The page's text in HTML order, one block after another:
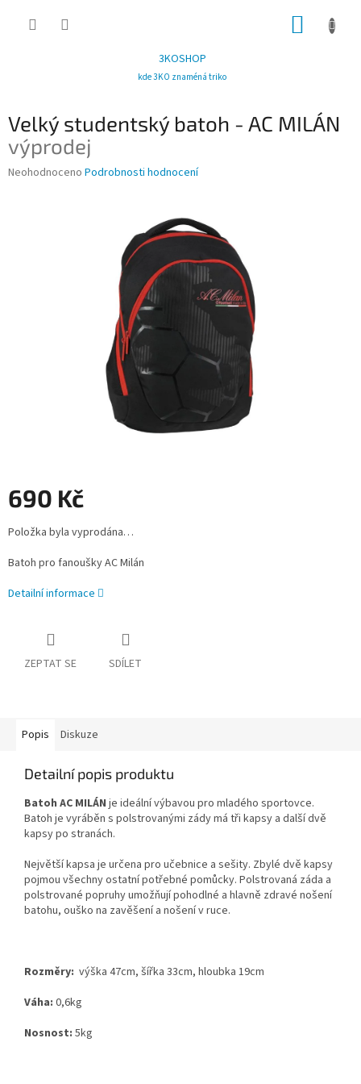
3KOSHOP
kde 3KO znaméná triko
Velký studentský batoh - AC MILÁN
výprodej
Průměrné
Neohodnoceno Podrobnosti hodnocení
690 Kč
Měrná
cena:
Položka byla vyprodána…
Batoh pro fanoušky AC Milán
Detailní informace
ZEPTAT SE SDÍLET
Popis Diskuze
Detailní popis produktu
Batoh AC MILÁN je ideální výbavou pro mladého sportovce.
Batoh je vyráběn s polstrovanými zády má tři kapsy a další dvě
kapsy po stranách.
Největší kapsa je určena pro učebnice a sešity. Zbylé dvě kapsy
pojmou všechny ostatní potřebné pomůcky. Polstrovaná záda a
polstrované popruhy umožňují pohodlné a hlavně zdravé nošení
batohu, ouško na zavěšení a nošení v ruce.
Rozměry: výška 47cm, šířka 33cm, hloubka 19cm
Váha: 0,6kg
Nosnost: 5kg